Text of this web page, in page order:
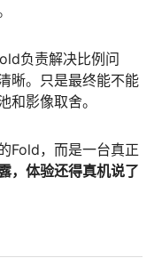
负责解决比例问
晰。只是最终能不能
和影像取舍。
Fold，而是一台真正
，体验还得真机说了